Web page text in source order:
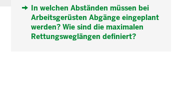
In welchen Abständen müssen bei
Arbeitsgerüsten Abgänge eingeplant
werden? Wie sind die maximalen
Rettungsweglängen definiert?